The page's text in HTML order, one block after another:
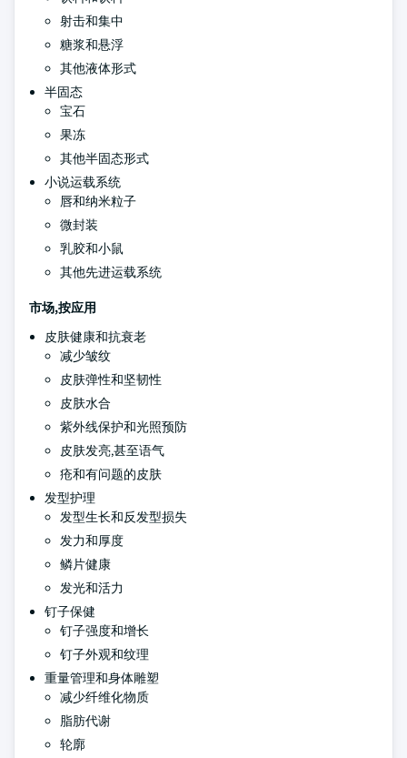
射击和集中
糖浆和悬浮
其他液体形式
半固态
宝石
果冻
其他半固态形式
小说运载系统
唇和纳米粒子
微封装
乳胶和小鼠
其他先进运载系统
市场,按应用
皮肤健康和抗衰老
减少皱纹
皮肤弹性和坚韧性
皮肤水合
紫外线保护和光照预防
皮肤发亮,甚至语气
疮和有问题的皮肤
发型护理
发型生长和反发型损失
发力和厚度
鳞片健康
发光和活力
钉子保健
钉子强度和增长
钉子外观和纹理
重量管理和身体雕塑
减少纤维化物质
脂肪代谢
轮廓